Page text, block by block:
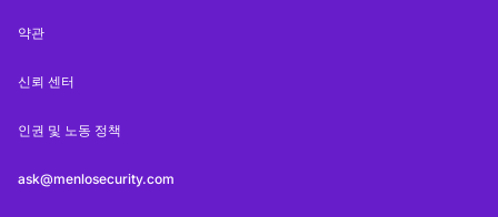
약관
신뢰 센터
인권 및 노동 정책
ask@menlosecurity.com